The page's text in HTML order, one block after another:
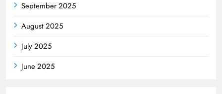
September 2025
August 2025
July 2025
June 2025